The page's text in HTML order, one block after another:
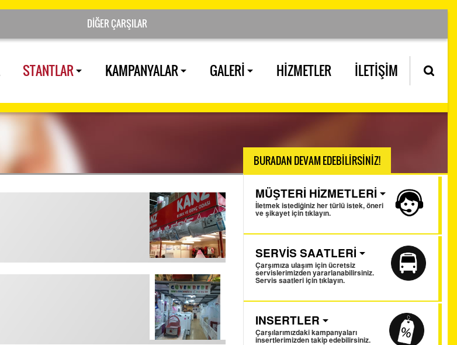
STANTLAR KAMPANYALAR GALERİ HİZMETLER İLETİŞİM
BURADAN DEVAM EDEBİLİRSİNİZ!
MÜŞTERİ HİZMETLERİ
İletmek istediğiniz her türlü istek, öneri
ve şikayet için tıklayın.
SERVİS SAATLERİ
Çarşımıza ulaşım için ücretsiz
servislerimizden yararlanabilirsiniz.
Servis saatleri için tıklayın.
INSERTLER
Çarşılarımızdaki kampanyaları
insertlerimizden takip edebilirsiniz.